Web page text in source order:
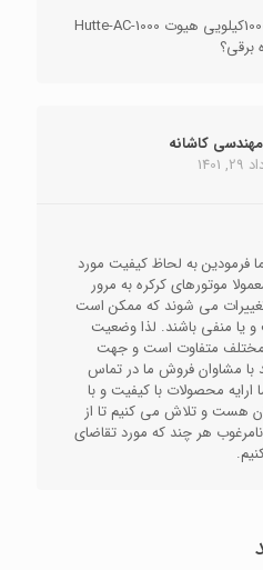
انصافا موتور کرکره اتوماتیک 1000کیلویی هیوت Hutte-AC-1000
برقی؟
کاشانه
1401
فرمودین به لحاظ کیفیت مورد
موتورهای کرکره به مرور
می شوند که ممکن است
و یا منفی باشند. لذا وضعیت
مختلف متفاوت است و جهت
با مشاوان فروش ما در تماس
ارایه محصولات با کیفیت و با
هست و تلاش می کنیم تا از
هر چند که مورد تقاضای